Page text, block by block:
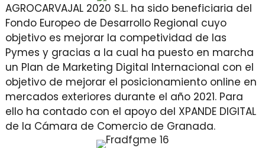
AGROCARVAJAL 2020 S.L. ha sido beneficiaria del
Fondo Europeo de Desarrollo Regional cuyo
objetivo es mejorar la competividad de las
Pymes y gracias a la cual ha puesto en marcha
un Plan de Marketing Digital Internacional con el
objetivo de mejorar el posicionamiento online en
mercados exteriores durante el año 2021. Para
ello ha contado con el apoyo del XPANDE DIGITAL
de la Cámara de Comercio de Granada.